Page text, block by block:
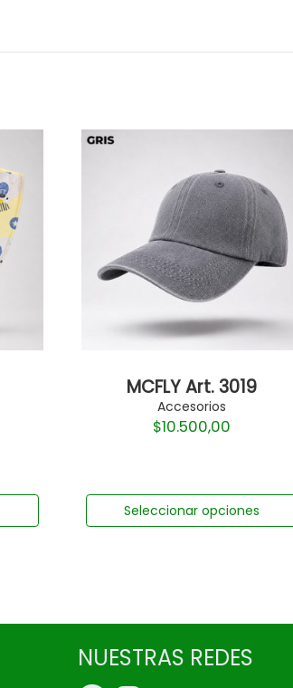
MCFLY Art. 3019
Accesorios
$10.500,00
Seleccionar opciones
NUESTRAS REDES